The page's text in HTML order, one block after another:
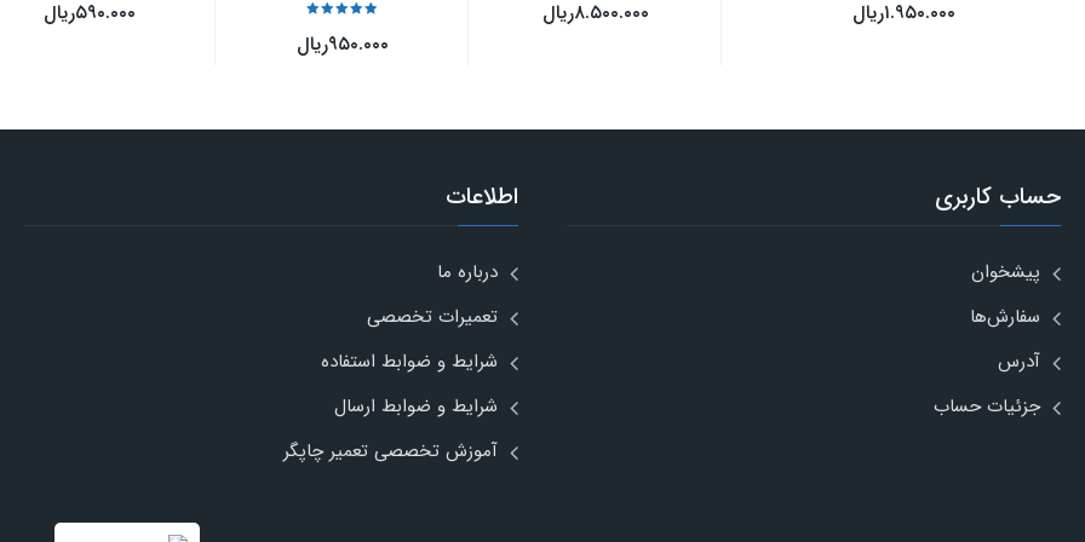
ریال۱.۹۵۰.۰۰۰ ریال۸.۵۰۰.۰۰۰
ریال۹۵۰.۰۰۰
ریال۵۹۰.۰۰۰
حساب کاربری
پیشخوان
سفارش‌ها
آدرس
جزئیات حساب
اطلاعات
درباره ما
تعمیرات تخصصی
شرایط و ضوابط استفاده
شرایط و ضوابط ارسال
آموزش تخصصی تعمیر چاپگر